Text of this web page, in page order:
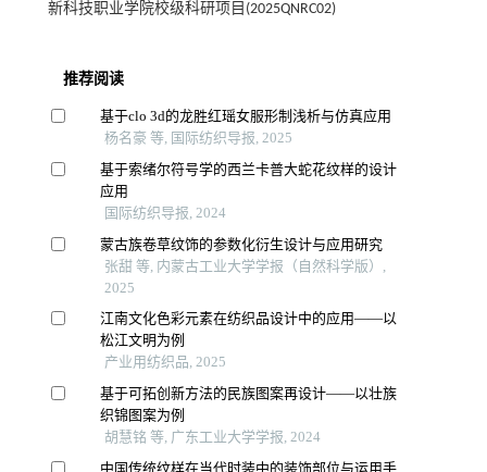
新科技职业学院校级科研项目(2025QNRC02)